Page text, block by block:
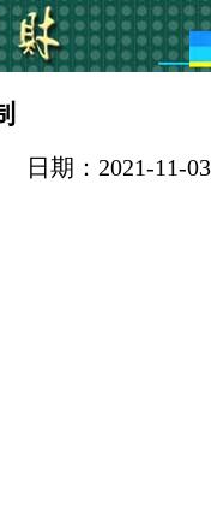
日期：2021-11-03